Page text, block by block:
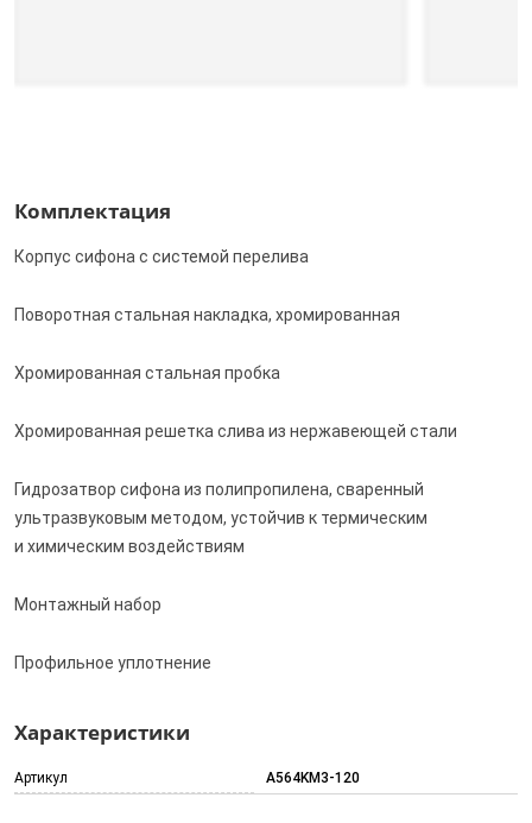
Комплектация
Корпус сифона с системой перелива
Поворотная стальная накладка, хромированная
Хромированная стальная пробка
Хромированная решетка слива из нержавеющей стали
Гидрозатвор сифона из полипропилена, сваренный
ультразвуковым методом, устойчив к термическим
и химическим воздействиям
Монтажный набор
Профильное уплотнение
Характеристики
Артикул A564KM3-120